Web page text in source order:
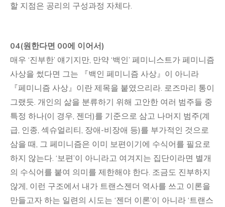
할 지점은 공리의 구성과정 자체다.
04(원한다면 00에 이어서)
매우 ‘진부한’ 얘기지만, 만약 ‘백인’ 페미니스트가 페미니즘
사상을 썼다면 그는 『백인 페미니즘 사상』이 아니라
『페미니즘 사상』이란 제목을 붙였으리라. 로즈마리 통이
그랬듯. 개인의 삶을 분류하기 위해 고안한 여러 범주들 중
특정 하나(이 경우, 젠더)를 기준으로 삼고 나머지 범주(계
급, 인종, 섹슈얼리티, 장애-비장애 등)를 부가적인 것으로
삼을 때, 그 페미니즘은 이미 보편이기에 수식어를 필요로
하지 않는다. ‘보편’이 아니라고 여겨지는 집단이라면 별개
의 수식어를 붙여 의미를 제한해야 한다. 조금도 진부하지
않게, 이런 구조에서 내가 트랜스젠더 역사를 쓰고 이론을
만들고자 하는 일련의 시도는 ‘젠더 이론’이 아니라 ‘트랜스